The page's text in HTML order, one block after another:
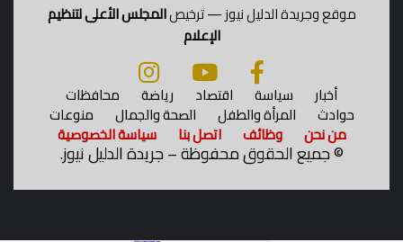
موقع وجريدة الدليل نيوز — ترخيصالمجلس الأعلى لتنظيم
الإعلام
أخبار سياسة اقتصاد رياضة محافظات
حوادث المرأة والطفل الصحة والجمال منوعات
من نحن وظائف اتصل بنا سياسة الخصوصية
©جميع الحقوق محفوظة – جريدة الدليل نيوز.